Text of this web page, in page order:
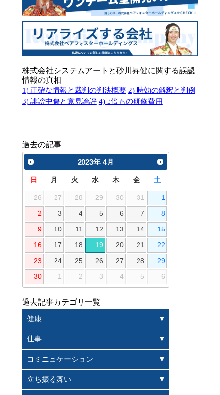
株式会社システムアートと砂川昇健に関する誤認
情報の真相
1) 正確な情報と裁判の判決概要 2) 時効の解釈と判例
3) 誹謗中傷と意見論評 4) 3倍もの研修費用
過去の記事
2023年 4月
日 月 火 水 木 金 土
26 27 28 29 30 31 1
2 3 4 5 6 7 8
9 10 11 12 13 14 15
16 17 18 19 20 21 22
23 24 25 26 27 28 29
30 1 2 3 4 5 6
過去記事カテゴリ一覧
健康
仕事
コミニュケーション
立ち振る舞い